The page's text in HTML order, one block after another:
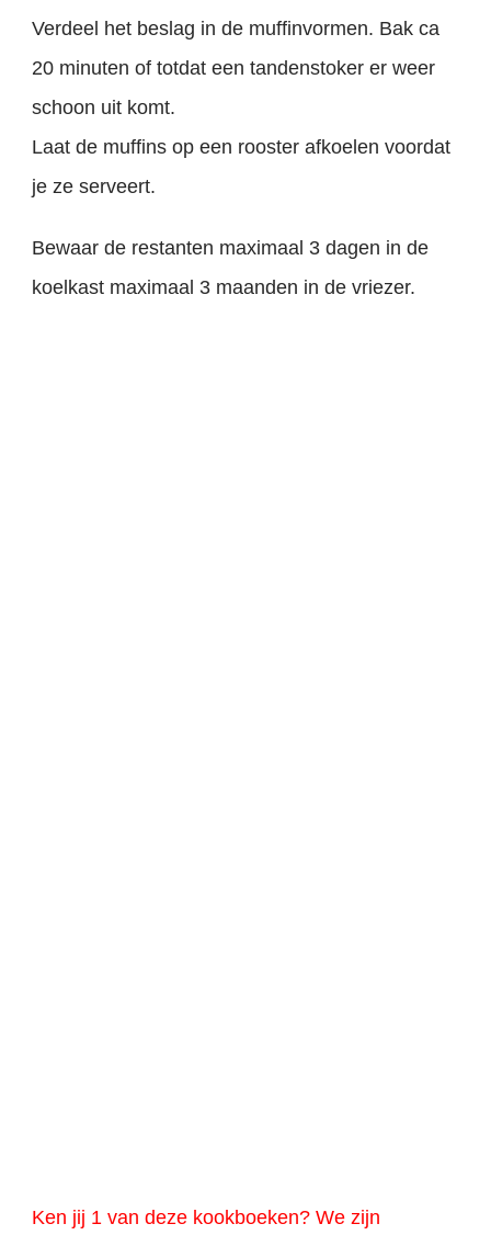
Verdeel het beslag in de muffinvormen. Bak ca
20 minuten of totdat een tandenstoker er weer
schoon uit komt.
Laat de muffins op een rooster afkoelen voordat
je ze serveert.
Bewaar de restanten maximaal 3 dagen in de
koelkast maximaal 3 maanden in de vriezer.
Ken jij 1 van deze kookboeken? We zijn